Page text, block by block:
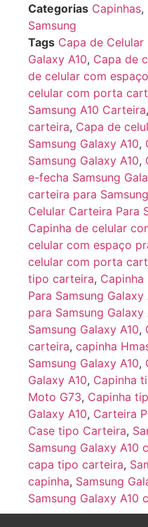
Categorias Capinhas,
Samsung
Tags Capa de Celular
Galaxy A10, Capa de
de celular com
celular com porta
Samsung A10 Carteira,
carteira, Capa de
Samsung Galaxy A10,
Samsung Galaxy A10,
e-fecha Samsung
carteira para
Celular Carteira Para
Capinha de celular
celular com espaço
celular com porta
tipo carteira,
Para Samsung Galaxy
para Samsung Galaxy
Samsung Galaxy A10,
carteira, capinha
Samsung Galaxy A10,
Galaxy A10, Capinha
Moto G73, Capinha
Galaxy A10, Carteira
Case tipo Carteira,
Samsung Galaxy A10
capa tipo carteira,
capinha, Samsung
Samsung Galaxy A10